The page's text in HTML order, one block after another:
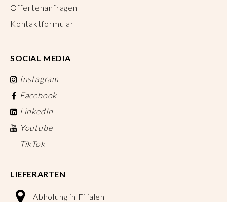
Offertenanfragen
Kontaktformular
SOCIAL MEDIA
Instagram
Facebook
LinkedIn
Youtube
TikTok
LIEFERARTEN
Abholung in Filialen